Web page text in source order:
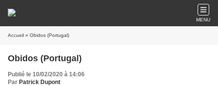
MENU
Accueil » Obidos (Portugal)
Obidos (Portugal)
Publié le 10/02/2020 à 14:06
Par Patrick Dupont